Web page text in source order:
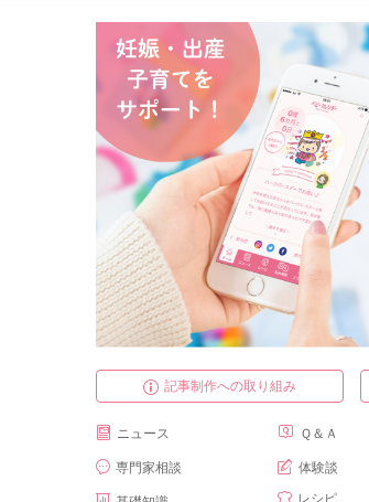
記事制作への取り組み
ニュース
専門家相談
Ｑ＆Ａ
体験談
レシピ